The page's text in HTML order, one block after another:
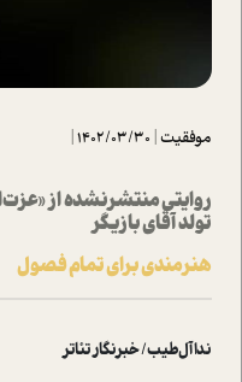
موفقیت|
1402/03/30
|
روایتی منتشر‌نشده از
تولد آقای بازیگر
هنرمندی برای تمام فصول
ندا آل‌طیب/ خبرنگار تئاتر